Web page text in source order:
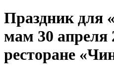
Праздник для
мам 30 апреля
ресторане